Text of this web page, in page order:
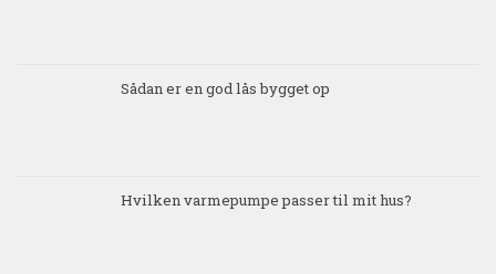
Sådan er en god lås bygget op
Hvilken varmepumpe passer til mit hus?